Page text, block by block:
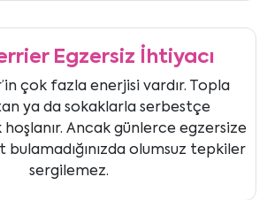
Egzersiz İhtiyacı
çok fazla enerjisi vardır. Topla
ya da sokaklarla serbestçe
Ancak günlerce egzersize
bulamadığınızda olumsuz tepkiler
sergilemez.